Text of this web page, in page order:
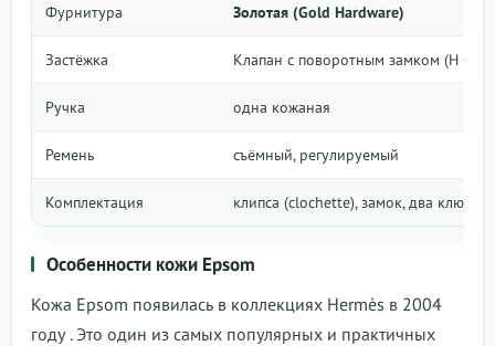
Фурнитура Золотая (Gold Hardware)
Застёжка Клапан с поворотным замком (H
Ручка одна кожаная
Ремень съёмный, регулируемый
Комплектация клипса (clochette), замок, два ключа
Особенности кожи Epsom
Кожа Epsom появилась в коллекциях Hermès в 2004
году . Это один из самых популярных и практичных